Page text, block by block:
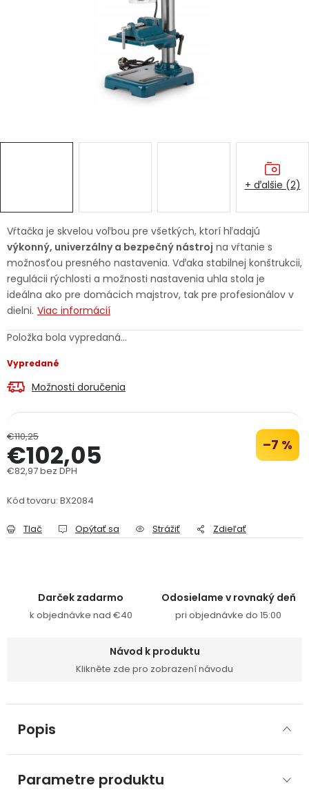
Ochranné pracovné pomôcky
Servis náradia Hodnotenie obchodu
Doprava a platba Váš zákaznícky účet
Kontakty
Reklamačný formulár
Podmienky ochrany osobných údajov
Vŕtačka je skvelou voľbou pre všetkých, ktorí hľadajú
výkonný, univerzálny a bezpečný nástroj na vŕtanie s
možnosťou presného nastavenia. Vďaka stabilnej konštrukcii,
regulácii rýchlosti a možnosti nastavenia uhla stola je
ideálna ako pre domácich majstrov, tak pre profesionálov v
dielni. Viac informácií
Položka bola vypredaná…
Vypredané
Možnosti doručenia
€110,25 –7 %
€102,05
€82,97 bez DPH
Kód tovaru: BX2084
Tlač Opýtať sa Strážiť Zdieľať
+ ďalšie (2)
Darček zadarmo
k objednávke nad €40
Odosielame v rovnaký deň
pri objednávke do 15:00
Návod k produktu
Klikněte zde pro zobrazení návodu
Popis
Parametre produktu